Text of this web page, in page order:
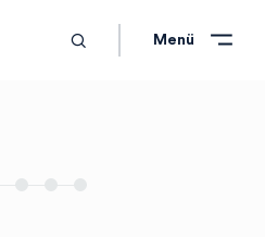
Schliessen
search Menü
Schliessen